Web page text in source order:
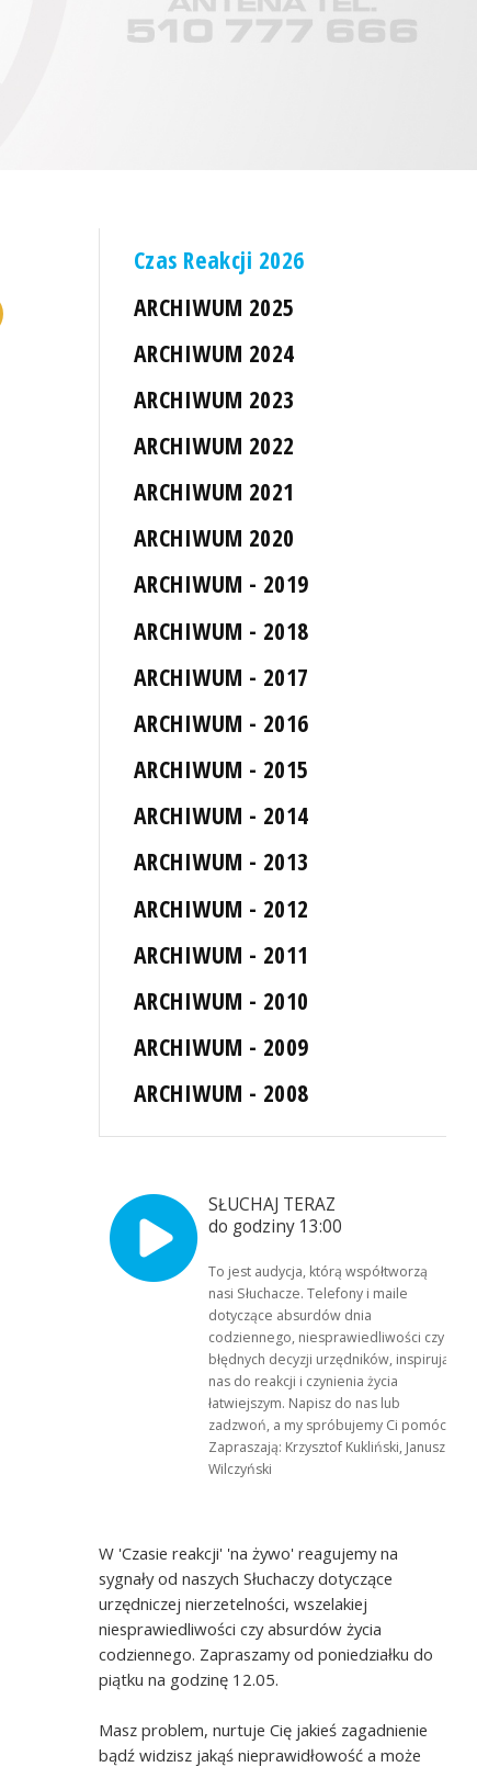
Czas Reakcji 2026
ARCHIWUM 2025
ARCHIWUM 2024
ARCHIWUM 2023
ARCHIWUM 2022
ARCHIWUM 2021
ARCHIWUM 2020
ARCHIWUM - 2019
ARCHIWUM - 2018
ARCHIWUM - 2017
ARCHIWUM - 2016
ARCHIWUM - 2015
ARCHIWUM - 2014
ARCHIWUM - 2013
ARCHIWUM - 2012
ARCHIWUM - 2011
ARCHIWUM - 2010
ARCHIWUM - 2009
ARCHIWUM - 2008
SŁUCHAJ TERAZ
do godziny 13:00
To jest audycja, którą współtworzą
nasi Słuchacze. Telefony i maile
dotyczące absurdów dnia
codziennego, niesprawiedliwości czy
błędnych decyzji urzędników, inspirują
nas do reakcji i czynienia życia
łatwiejszym. Napisz do nas lub
zadzwoń, a my spróbujemy Ci pomóc.
Zapraszają: Krzysztof Kukliński, Janusz
Wilczyński
W 'Czasie reakcji' 'na żywo' reagujemy na
sygnały od naszych Słuchaczy dotyczące
urzędniczej nierzetelności, wszelakiej
niesprawiedliwości czy absurdów życia
codziennego. Zapraszamy od poniedziałku do
piątku na godzinę 12.05.
Masz problem, nurtuje Cię jakieś zagadnienie
bądź widzisz jakąś nieprawidłowość a może